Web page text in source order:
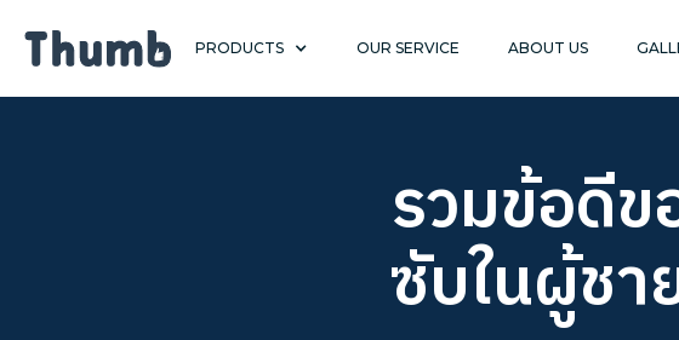
PRODUCTS OUR SERVICE ABOUT US
รวมข้อดีข
ซับในผู้ช